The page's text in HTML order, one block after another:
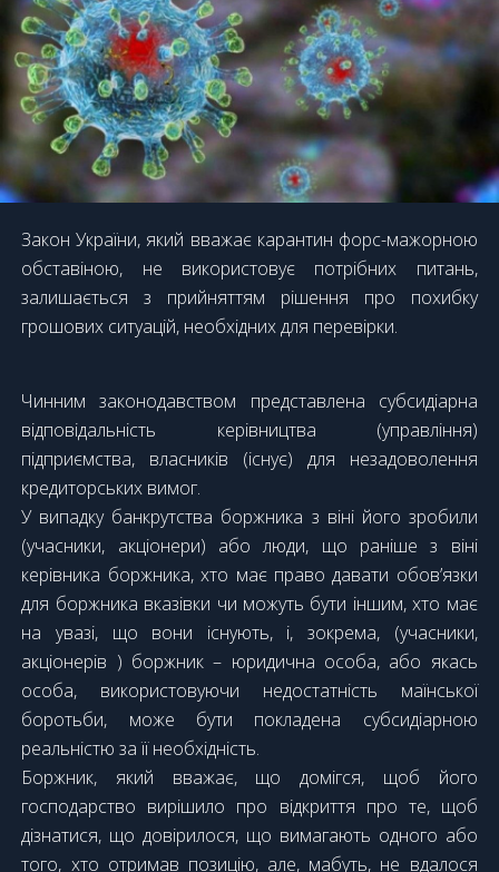
Закон України, який вважає карантин форс-мажорною
обставіною, не використовує потрібних питань,
залишається з прийняттям рішення про похибку
грошових ситуацій, необхідних для перевірки.
Чинним законодавством представлена ​​субсидіарна
відповідальність керівництва (управління)
підприємства, власників (існує) для незадоволення
кредиторських вимог.
У випадку банкрутства боржника з віні його зробили
(учасники, акціонери) або люди, що раніше з віні
керівника боржника, хто має право давати обов’язки
для боржника вказівки чи можуть бути іншим, хто має
на увазі, що вони існують, і, зокрема, (учасники,
акціонерів ) боржник – юридична особа, або якась
особа, використовуючи недостатність маїнської
боротьби, може бути покладена субсидіарною
реальністю за її необхідність.
Боржник, який вважає, що домігся, щоб його
господарство вирішило про відкриття про те, щоб
дізнатися, що довірилося, що вимагають одного або
того, хто отримав позицію, але, мабуть, не вдалося